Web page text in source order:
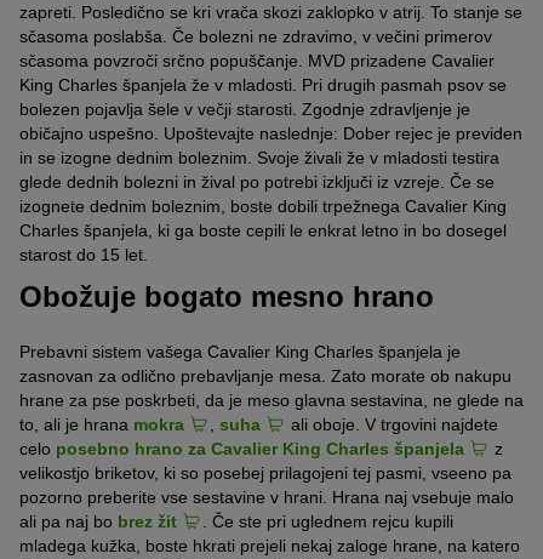
zapreti. Posledično se kri vrača skozi zaklopko v atrij. To stanje se
sčasoma poslabša. Če bolezni ne zdravimo, v večini primerov
sčasoma povzroči srčno popuščanje. MVD prizadene Cavalier
King Charles španjela že v mladosti. Pri drugih pasmah psov se
bolezen pojavlja šele v večji starosti. Zgodnje zdravljenje je
običajno uspešno. Upoštevajte naslednje: Dober rejec je previden
in se izogne dednim boleznim. Svoje živali že v mladosti testira
glede dednih bolezni in žival po potrebi izključi iz vzreje. Če se
izognete dednim boleznim, boste dobili trpežnega Cavalier King
Charles španjela, ki ga boste cepili le enkrat letno in bo dosegel
starost do 15 let.
Obožuje bogato mesno hrano
Prebavni sistem vašega Cavalier King Charles španjela je
zasnovan za odlično prebavljanje mesa. Zato morate ob nakupu
hrane za pse poskrbeti, da je meso glavna sestavina, ne glede na
to, ali je hrana mokra suha
ali oboje. V trgovini najdete
celo posebno hrano za Cavalier King Charles španjela
z
velikostjo briketov, ki so posebej prilagojeni tej pasmi, vseeno pa
pozorno preberite vse sestavine v hrani. Hrana naj vsebuje malo
ali pa naj bo brez žit
. Če ste pri uglednem rejcu kupili
mladega kužka, boste hkrati prejeli nekaj zaloge hrane, na katero